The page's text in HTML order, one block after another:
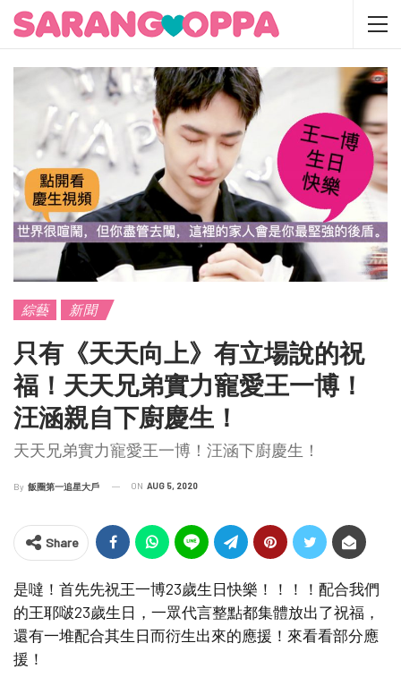
綜藝 新聞
只有《天天向上》有立場說的祝
福！天天兄弟實力寵愛王一博！
汪涵親自下廚慶生！
天天兄弟實力寵愛王一博！汪涵下廚慶生！
By 飯圈第一追星大戶 ON AUG 5, 2020
Share
是噠！首先先祝王一博23歲生日快樂！！！！配合我們
的王耶啵23歲生日，一眾代言整點都集體放出了祝福，
還有一堆配合其生日而衍生出來的應援！來看看部分應
援！